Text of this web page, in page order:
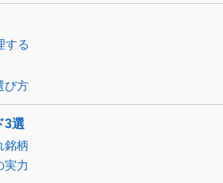
する
び方
3選
銘柄
実力